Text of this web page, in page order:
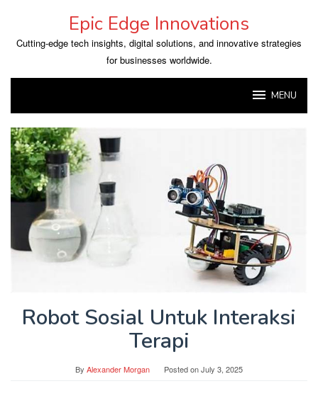
content
Epic Edge Innovations
Cutting-edge tech insights, digital solutions, and innovative strategies
for businesses worldwide.
MENU
Robot Sosial Untuk Interaksi
Terapi
By Alexander Morgan Posted onJuly 3, 2025